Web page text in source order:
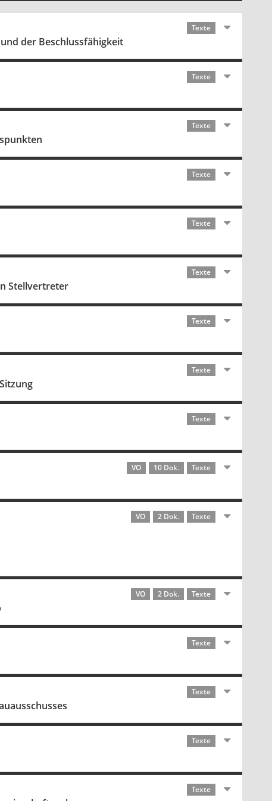
Texte
der Beschlussfähigkeit
Texte
Texte
Texte
Texte
Texte
Stellvertreter
Texte
Texte
Texte
VO 10 Dok. Texte
VO 2 Dok. Texte
VO 2 Dok. Texte
Texte
Texte
Texte
Texte